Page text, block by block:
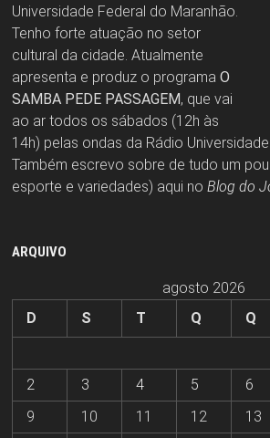
Universidade Federal do Maranhão.
Tenho forte atuação no setor
cultural da cidade. Atualmente
apresenta e produz o programa O
SAMBA PEDE PASSAGEM, que vai
ao ar todos os sábados (12h às
14h) pelas ondas da Rádio
Também escrevo sobre de tudo um
esporte e variedades) aqui no Blog do
ARQUIVO
agosto 2026
D
S T Q Q
2
3 4 5 6
9
10 11 12 13